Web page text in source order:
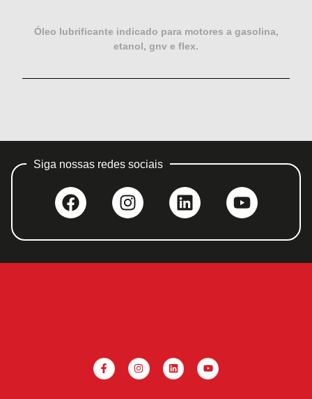
Óleo lubrificante indicado para motores a gasolina,
etanol, gnv e flex.
Siga nossas redes sociais